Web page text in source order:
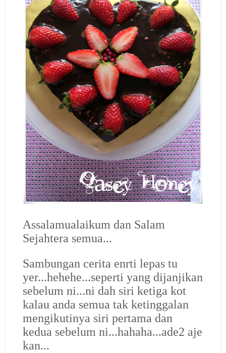
Assalamualaikum dan Salam
Sejahtera semua...
Sambungan cerita enrti lepas tu
yer...hehehe...seperti yang dijanjikan
sebelum ni...ni dah siri ketiga kot
kalau anda semua tak ketinggalan
mengikutinya siri pertama dan
kedua sebelum ni...hahaha...ade2 aje
kan...